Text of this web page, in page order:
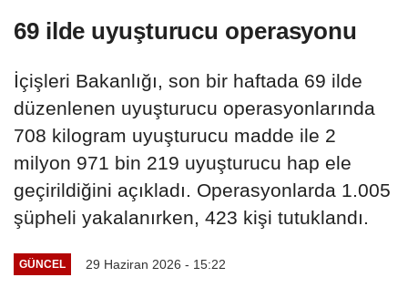
69 ilde uyuşturucu operasyonu
İçişleri Bakanlığı, son bir haftada 69 ilde
düzenlenen uyuşturucu operasyonlarında
708 kilogram uyuşturucu madde ile 2
milyon 971 bin 219 uyuşturucu hap ele
geçirildiğini açıkladı. Operasyonlarda 1.005
şüpheli yakalanırken, 423 kişi tutuklandı.
GÜNCEL 29 Haziran 2026 - 15:22